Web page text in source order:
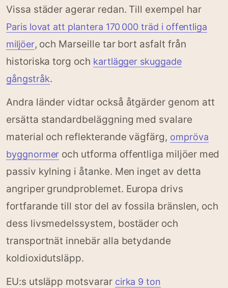
Vissa städer agerar redan. Till exempel har
Paris lovat att plantera 170 000 träd i offentliga
miljöer, och Marseille tar bort asfalt från
historiska torg och kartlägger skuggade
gångstråk.
Andra länder vidtar också åtgärder genom att
ersätta standardbeläggning med svalare
material och reflekterande vägfärg, ompröva
byggnormer och utforma offentliga miljöer med
passiv kylning i åtanke. Men inget av detta
angriper grundproblemet. Europa drivs
fortfarande till stor del av fossila bränslen, och
dess livsmedelssystem, bostäder och
transportnät innebär alla betydande
koldioxidutsläpp.
EU:s utsläpp motsvarar cirka 9 ton